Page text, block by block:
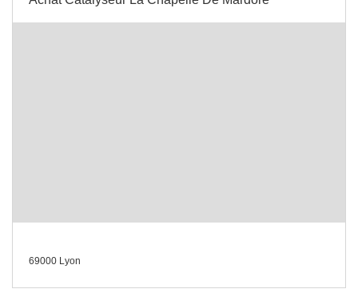
69000 Lyon